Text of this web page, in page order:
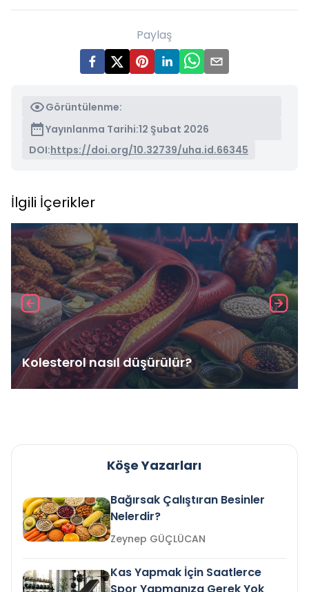
Paylaş
Görüntülenme:
Yayınlanma Tarihi:12 Şubat 2026
DOI:https://doi.org/10.32739/uha.id.66345
İlgili İçerikler
Kolesterol nasıl düşürülür?
Köşe Yazarları
Bağırsak Çalıştıran Besinler
Nelerdir?
Zeynep GÜÇLÜCAN
Kas Yapmak İçin Saatlerce